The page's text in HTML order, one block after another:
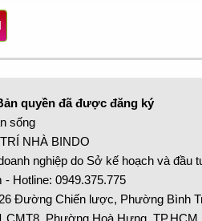
quyền đã được đăng ký
sống
NHÀ BINDO
nghiệp do Sở kế hoạch và đầu
- Hotline: 0949.375.775
Đường Chiến lược, Phường Bình